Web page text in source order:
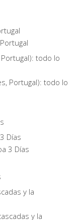
todo lo
Días
y la